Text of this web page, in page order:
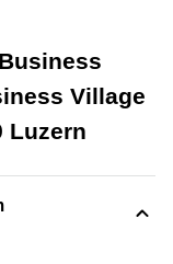
Village
Luzern